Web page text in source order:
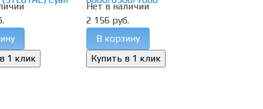
Нет в наличии
2 156 руб.
В корзину